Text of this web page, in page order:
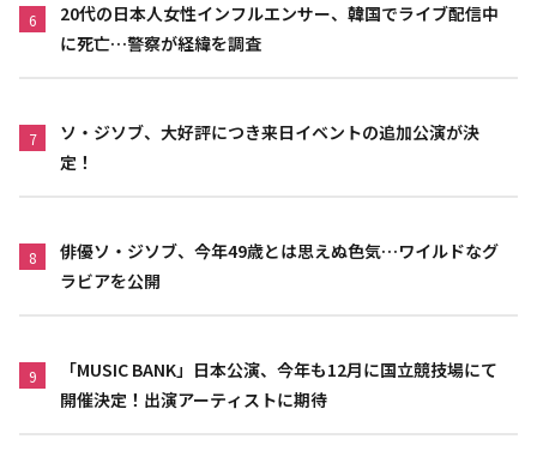
6
20代の日本人女性インフルエンサー、韓国でライブ配信中
に死亡…警察が経緯を調査
7
ソ・ジソブ、大好評につき来日イベントの追加公演が決
定！
8
俳優ソ・ジソブ、今年49歳とは思えぬ色気…ワイルドなグ
ラビアを公開
9
「MUSIC BANK」日本公演、今年も12月に国立競技場にて
開催決定！出演アーティストに期待